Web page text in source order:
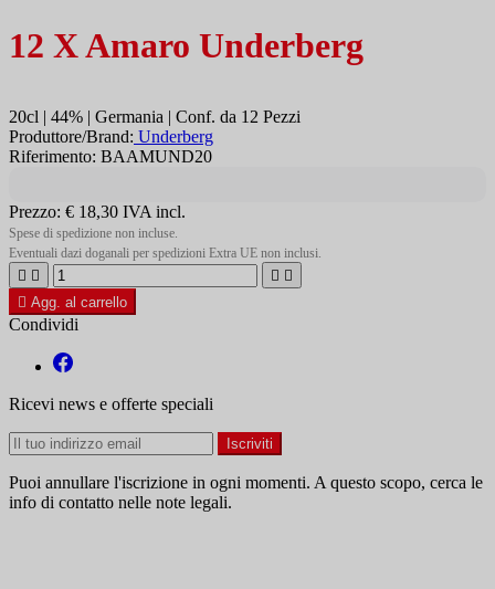
12 X Amaro Underberg
20cl | 44% | Germania | Conf. da 12 Pezzi
Produttore/Brand: Underberg
Riferimento: BAAMUND20
Prezzo: € 18,30 IVA incl.
Spese di spedizione non incluse.
Eventuali dazi doganali per spedizioni Extra UE non inclusi.
   
 Agg. al carrello
Condividi
Ricevi news e offerte speciali
Puoi annullare l'iscrizione in ogni momenti. A questo scopo, cerca le
info di contatto nelle note legali.